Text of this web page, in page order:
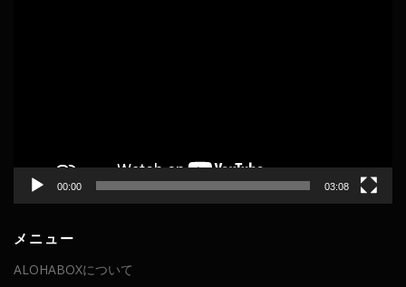
00:00 03:08
メニュー
ALOHABOXについて